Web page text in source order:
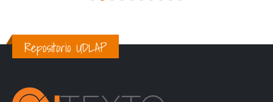
Repositorio UDLAP